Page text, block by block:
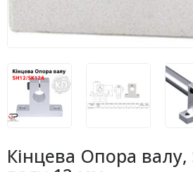
Кінцева Опора валу,